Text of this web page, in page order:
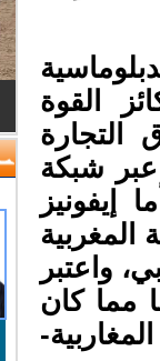
القوة
شبكة
والمراكز التجارية (2). أما إيفونيز
واعتبر
مما كان